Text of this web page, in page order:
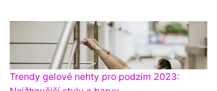
Trendy gelové nehty pro podzim 2023: